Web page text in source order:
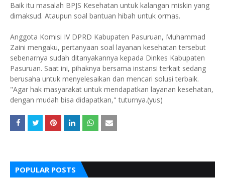
Baik itu masalah BPJS Kesehatan untuk kalangan miskin yang
dimaksud. Ataupun soal bantuan hibah untuk ormas.
Anggota Komisi IV DPRD Kabupaten Pasuruan, Muhammad
Zaini mengaku, pertanyaan soal layanan kesehatan tersebut
sebenarnya sudah ditanyakannya kepada Dinkes Kabupaten
Pasuruan. Saat ini, pihaknya bersama instansi terkait sedang
berusaha untuk menyelesaikan dan mencari solusi terbaik.
"Agar hak masyarakat untuk mendapatkan layanan kesehatan,
dengan mudah bisa didapatkan," tuturnya.(yus)
POPULAR POSTS